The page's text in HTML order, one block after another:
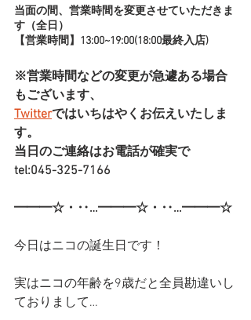
当面の間、営業時間を変更させていただきま
す（全日）
【営業時間】13:00~19:00(18:00最終入店)
※営業時間などの変更が急遽ある場合
もございます、
Twitterではいちはやくお伝えいたしま
す。
当日のご連絡はお電話が確実で
tel:045-325-7166
━━━☆・‥…━━━☆・‥…━━━☆
今日はニコの誕生日です！
実はニコの年齢を9歳だと全員勘違いし
ておりまして…